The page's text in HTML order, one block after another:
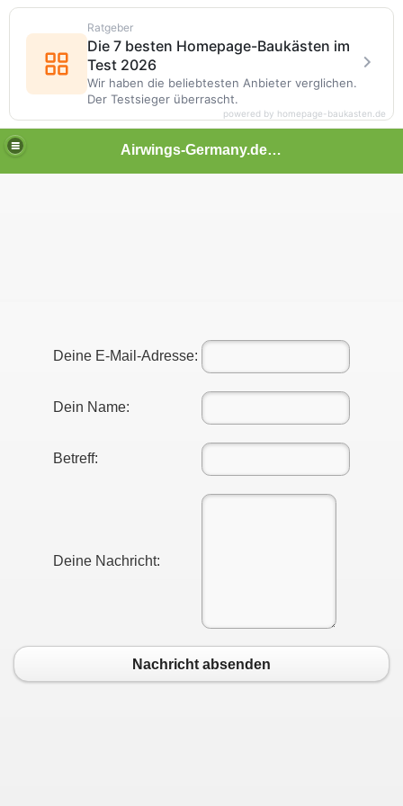
Airwings-Germany.de.tl || Eine Gemeinschaft zum Online Fliegen |
Deine E-Mail-Adresse:
Dein Name:
Betreff:
Deine Nachricht:
Nachricht absenden
Ratgeber
Die 7 besten Homepage-Baukästen im
Test 2026
Wir haben die beliebtesten Anbieter verglichen.
Der Testsieger überrascht.
powered by homepage-baukasten.de